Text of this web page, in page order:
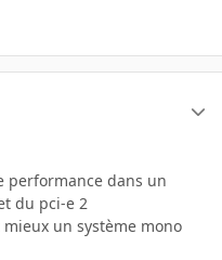
performance dans un
du pci-e 2
un système mono